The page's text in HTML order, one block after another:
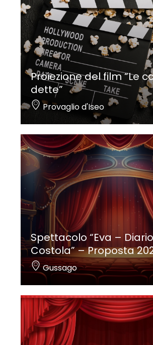
Proiezione del film “Le
dette”
Provaglio d'Iseo
Spettacolo “Eva –
Costola” – Proposta
Gussago